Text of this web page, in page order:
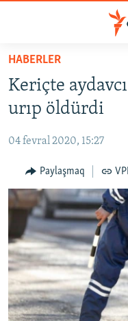
Esas
qaytmaq
Baş
navigatsiyağa
qaytmaq
qaytmaq
SİYASET
İQTİSADİYAT
CEMİYET
MEDENİYET
İNSAN AQLARI
VİDEO
SÜRET
BLOGLAR
FİKİR
HABERLER
Keriçte
urıp öldürdi
04 fevral 2020, 15:27
Paylaşmaq